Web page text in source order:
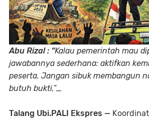
Abu Rizal : “Kalau pemerintah mau
jawabannya sederhana: aktifkan
peserta. Jangan sibuk membangun
butuh bukti,”_
Talang Ubi.PALI Ekspres —